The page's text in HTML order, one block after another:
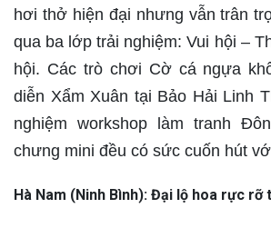
hơi thở hiện đại nhưng vẫn trân
qua ba lớp trải nghiệm: Vui hội –
hội. Các trò chơi Cờ cá ngựa
diễn Xẩm Xuân tại Bảo Hải Linh
nghiệm workshop làm tranh
chưng mini đều có sức cuốn hút
Hà Nam (Ninh Bình): Đại lộ hoa rực rỡ